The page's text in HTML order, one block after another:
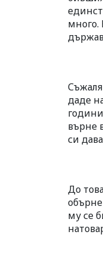
много.
даде
върне
си
До
му се